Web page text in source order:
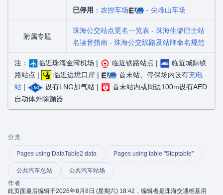
已停用 ： 农控车场 - 尖峰山车场
附属专题
珠海公交站点更名一览表 - 珠海生僻巴士站
名读音指南 - 珠海公交线路及站牌命名规范
注： 临近珠海金湾机场 | 临近铁路站点 |
临近城际铁
路站点 |
临近边境口岸 | 首末站、停保场内设有充电
站 | 设有LNG加气站 |
首末站内或周边100m设有AED
自动体外除颤器
分类
Pages using DataTable2 data Pages using table "Stoptable"
公共汽车总站
公共汽车站场
作者
此页面最后编辑于2026年8月8日 (星期六) 18:42，编辑者是珠海交通维基用